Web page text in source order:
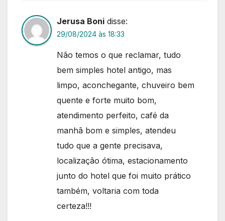
Jerusa Boni disse:
29/08/2024 às 18:33
Não temos o que reclamar, tudo
bem simples hotel antigo, mas
limpo, aconchegante, chuveiro bem
quente e forte muito bom,
atendimento perfeito, café da
manhã bom e simples, atendeu
tudo que a gente precisava,
localização ótima, estacionamento
junto do hotel que foi muito prático
também, voltaria com toda
certeza!!!